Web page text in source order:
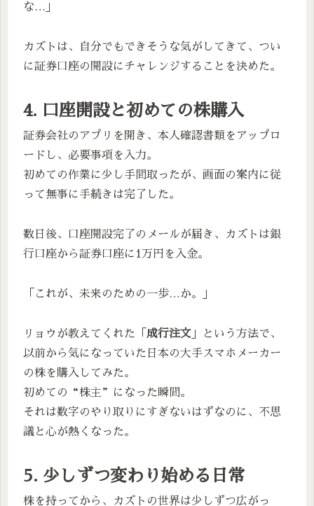
な…」
カズトは、自分でもできそうな気がしてきて、つい
に証券口座の開設にチャレンジすることを決めた。
4. 口座開設と初めての株購入
証券会社のアプリを開き、本人確認書類をアップロ
ードし、必要事項を入力。
初めての作業に少し手間取ったが、画面の案内に従
って無事に手続きは完了した。
数日後、口座開設完了のメールが届き、カズトは銀
行口座から証券口座に1万円を入金。
「これが、未来のための一歩…か。」
リョウが教えてくれた「 成行注文 」という方法で、
以前から気になっていた日本の大手スマホメーカー
の株を購入してみた。
初めての“株主”になった瞬間。
それは数字のやり取りにすぎないはずなのに、不思
議と心が熱くなった。
5. 少しずつ変わり始める日常
株を持ってから、カズトの世界は少しずつ広がっ